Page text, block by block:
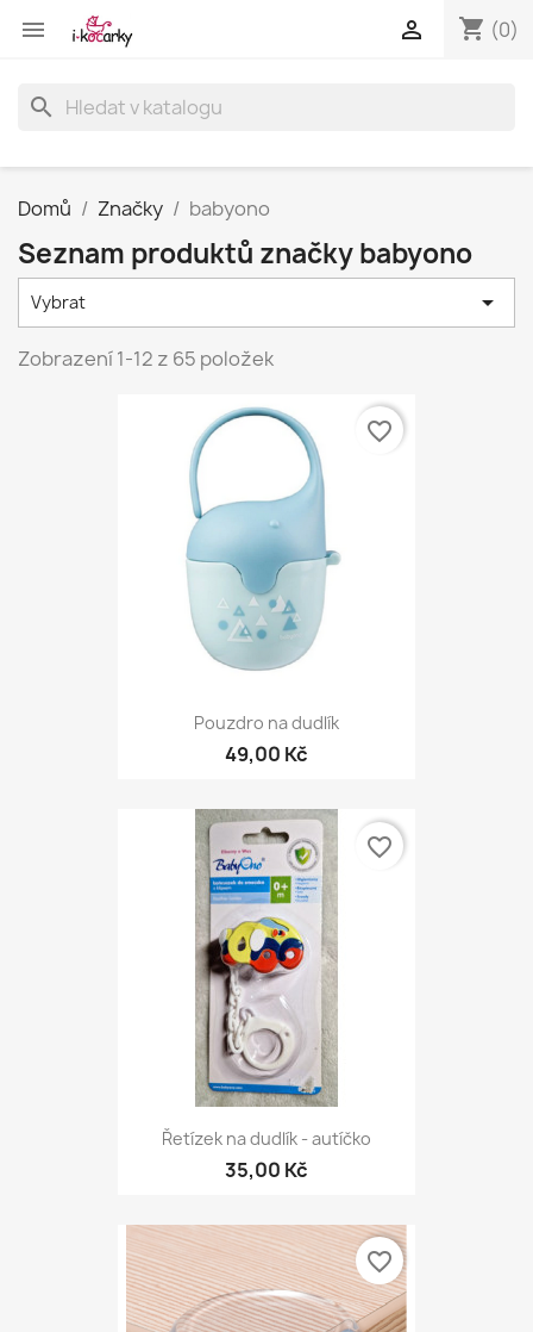
 shopping_cart (0)

search
Domů Značky babyono
Seznam produktů značky babyono
Vybrat 
Zobrazení 1-12 z 65 položek
Pouzdro na dudlík
49,00 Kč
favorite_border
Řetízek na dudlík - autíčko
35,00 Kč
favorite_border
favorite_border